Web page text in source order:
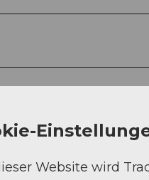
Website wird